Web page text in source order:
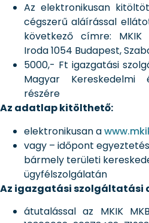
Az elektronikusan
cégszerű aláírással
következő címre: MKIK
Iroda 1054 Budapest,
5000,- Ft igazgatási
Magyar Kereskedelmi
részére
Az adatlap kitölthető:
elektronikusan a
vagy – időpont
bármely területi
ügyfélszolgálatán
Az igazgatási szolgáltatási
átutalással az MKIK